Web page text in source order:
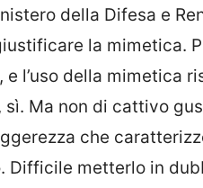
della Difesa e
la mimetica.
l’uso della mimetica
Ma non di cattivo
che
Difficile metterlo in